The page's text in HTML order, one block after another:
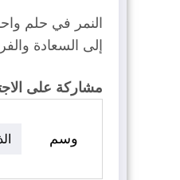
النمر في حلم
إلى السعادة
مشاركة على
وسم